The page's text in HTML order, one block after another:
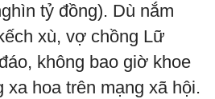
tỷ đồng). Dù nắm
xù, vợ chồng Lữ
không bao giờ khoe
xa hoa trên mạng xã hội.